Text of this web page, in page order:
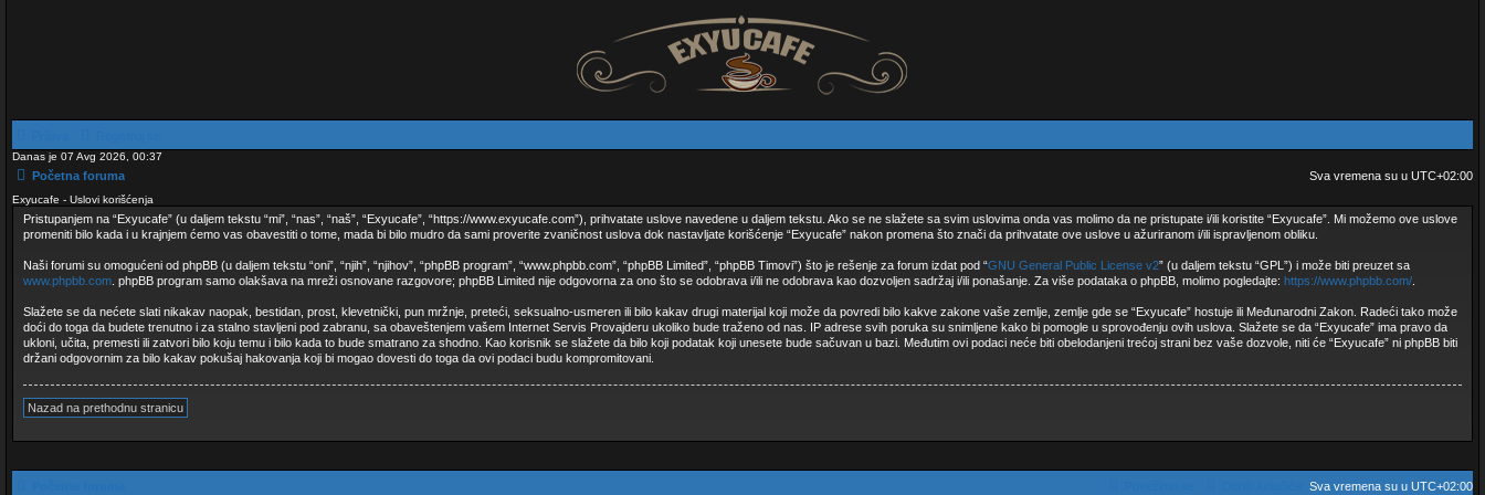
Danas je 07 Avg 2026, 00:37
Početna foruma Sva vremena su u UTC+02:00
Exyucafe - Uslovi korišćenja
Pristupanjem na “Exyucafe” (u daljem tekstu “mi”, “nas”, “naš”, “Exyucafe”, “https://www.exyucafe.com”), prihvatate uslove navedene u daljem tekstu. Ako se ne slažete sa svim uslovima onda vas molimo da ne pristupate i/ili koristite “Exyucafe”. Mi možemo ove uslove
promeniti bilo kada i u krajnjem ćemo vas obavestiti o tome, mada bi bilo mudro da sami proverite zvaničnost uslova dok nastavljate korišćenje “Exyucafe” nakon promena što znači da prihvatate ove uslove u ažuriranom i/ili ispravljenom obliku.
Naši forumi su omogućeni od phpBB (u daljem tekstu “oni”, “njih”, “njihov”, “phpBB program”, “www.phpbb.com”, “phpBB Limited”, “phpBB Timovi”) što je rešenje za forum izdat pod “GNU General Public License v2” (u daljem tekstu “GPL”) i može biti preuzet sa
www.phpbb.com . phpBB program samo olakšava na mreži osnovane razgovore; phpBB Limited nije odgovorna za ono što se odobrava i/ili ne odobrava kao dozvoljen sadržaj i/ili ponašanje. Za više podataka o phpBB, molimo pogledajte: https://www.phpbb.com/
Slažete se da nećete slati nikakav naopak, bestidan, prost, klevetnički, pun mržnje, preteći, seksualno-usmeren ili bilo kakav drugi materijal koji može da povredi bilo kakve zakone vaše zemlje, zemlje gde se “Exyucafe” hostuje ili Međunarodni Zakon. Radeći tako može
doći do toga da budete trenutno i za stalno stavljeni pod zabranu, sa obaveštenjem vašem Internet Servis Provajderu ukoliko bude traženo od nas. IP adrese svih poruka su snimljene kako bi pomogle u sprovođenju ovih uslova. Slažete se da “Exyucafe” ima pravo da
ukloni, učita, premesti ili zatvori bilo koju temu i bilo kada to bude smatrano za shodno. Kao korisnik se slažete da bilo koji podatak koji unesete bude sačuvan u bazi. Međutim ovi podaci neće biti obelodanjeni trećoj strani bez vaše dozvole, niti će “Exyucafe” ni phpBB biti
držani odgovornim za bilo kakav pokušaj hakovanja koji bi mogao dovesti do toga da ovi podaci budu kompromitovani.
Nazad na prethodnu stranicu
Sva vremena su u UTC+02:00